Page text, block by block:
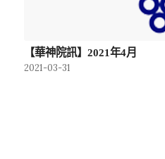
【華神院訊】2021年4月
2021-03-31